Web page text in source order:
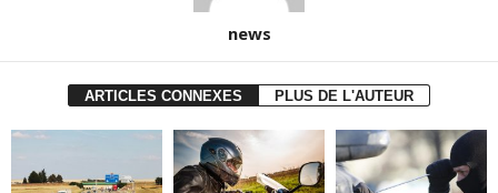
news
ARTICLES CONNEXES PLUS DE L'AUTEUR